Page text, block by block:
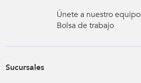
Únete a nuestro equipo
Bolsa de trabajo
Sucursales